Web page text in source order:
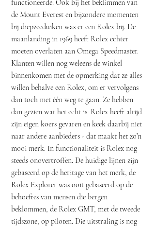
functioneerde. Ook bij het beklimmen van
de Mount Everest en bijzondere momenten
bij diepzeeduiken was er een Rolex bij. De
maanlanding in 1969 heeft Rolex echter
moeten overlaten aan Omega Speedmaster.
Klanten willen nog weleens de winkel
binnenkomen met de opmerking dat ze alles
willen behalve een Rolex, om er vervolgens
dan toch met één weg te gaan. Ze hebben
dan gezien wat het echt is. Rolex heeft altijd
zijn eigen koers gevaren en keek daarbij niet
naar andere aanbieders - dat maakt het zo’n
mooi merk. In functionaliteit is Rolex nog
steeds onovertroffen. De huidige lijnen zijn
gebaseerd op de heritage van het merk, de
Rolex Explorer was ooit gebaseerd op de
behoeftes van mensen die bergen
beklommen, de Rolex GMT, met de tweede
tijdszone, op piloten. Die uitstraling is nog